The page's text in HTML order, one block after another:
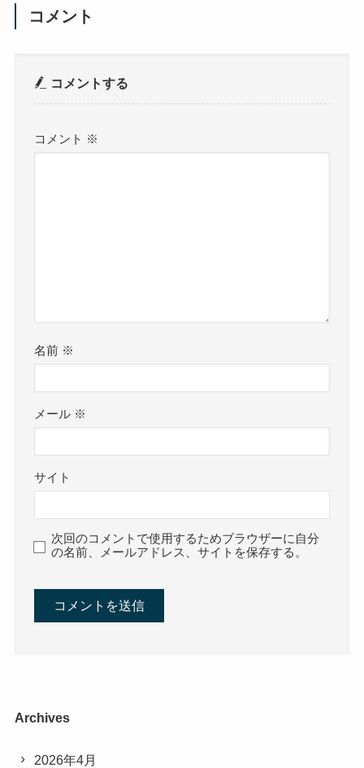
コメント
コメントする
コメント ※
名前 ※
メール ※
サイト
次回のコメントで使用するためブラウザーに自分
の名前、メールアドレス、サイトを保存する。
Archives
2026年4月